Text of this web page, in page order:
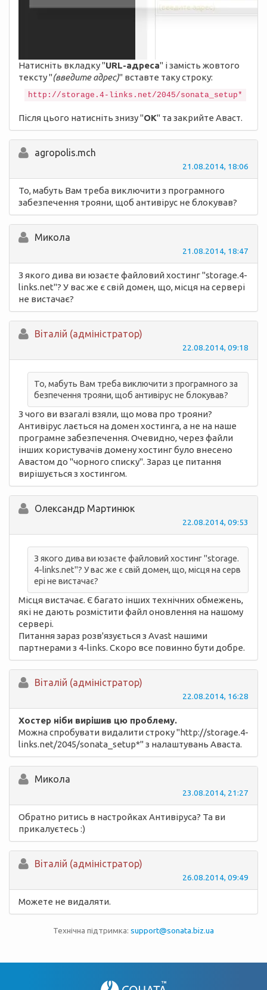
Натисніть вкладку "URL-адреса" і замість жовтого
тексту "(введите адрес)" вставте таку строку:
Після цього натисніть знизу "ОК" та закрийте Аваст.
agropolis.mch
21.08.2014, 18:06
То, мабуть Вам треба виключити з програмного
забезпечення трояни, щоб антивірус не блокував?
Микола
21.08.2014, 18:47
З якого дива ви юзаєте файловий хостинг "storage.4-
links.net"? У вас же є свій домен, що, місця на сервері
не вистачає?
Вiталій (адміністратор)
22.08.2014, 09:18
То, мабуть Вам треба виключити з програмного за
безпечення трояни, щоб антивірус не блокував?
З чого ви взагалі взяли, що мова про трояни?
Антивірус лається на домен хостинга, а не на наше
програмне забезпечення. Очевидно, через файли
інших користувачів домену хостинг було внесено
Авастом до "чорного списку". Зараз це питання
вирішується з хостингом.
Олександр Мартинюк
22.08.2014, 09:53
З якого дива ви юзаєте файловий хостинг "storage.
4-links.net"? У вас же є свій домен, що, місця на серв
ері не вистачає?
Місця вистачає. Є багато інших технічних обмежень,
які не дають розмістити файл оновлення на нашому
сервері.
Питання зараз розв'язується з Avast нашими
партнерами з 4-links. Скоро все повинно бути добре.
Вiталій (адміністратор)
22.08.2014, 16:28
Хостер ніби вирішив цю проблему.
Можна спробувати видалити строку "http://storage.4-
links.net/2045/sonata_setup*" з налаштувань Аваста.
Микола
23.08.2014, 21:27
Обратно ритись в настройках Антивіруса? Та ви
прикалуєтесь :)
Вiталій (адміністратор)
26.08.2014, 09:49
Можете не видаляти.
Технічна підтримка: support@sonata.biz.ua